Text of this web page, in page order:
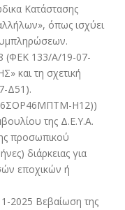
Κατάστασης
όπως ισχύει
(ΦΕΚ 133/Α/19-07-
και τη σχετική
Δ51).
6ΣΟΡ46ΜΠΤΜ-Η12))
της Δ.Ε.Υ.Α.
προσωπικού
διάρκειας για
εποχικών ή
2025 Βεβαίωση της